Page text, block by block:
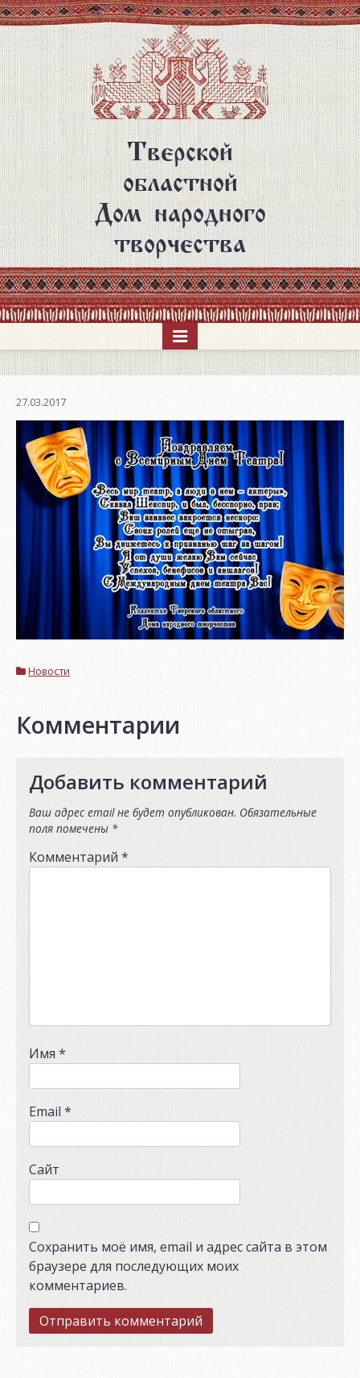
Перейти
к
основному
содержанию
Тверской
областной
Дом народного
творчества
27.03.2017
Новости
Комментарии
Добавить комментарий
Ваш адрес email не будет опубликован. Обязательные
поля помечены *
Комментарий *
Имя *
Email *
Сайт
Сохранить моё имя, email и адрес сайта в этом
браузере для последующих моих
комментариев.